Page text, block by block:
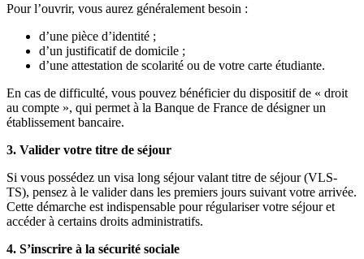
Pour l’ouvrir, vous aurez généralement besoin :
d’une pièce d’identité ;
d’un justificatif de domicile ;
d’une attestation de scolarité ou de votre carte étudiante.
En cas de difficulté, vous pouvez bénéficier du dispositif de « droit
au compte », qui permet à la Banque de France de désigner un
établissement bancaire.
3. Valider votre titre de séjour
Si vous possédez un visa long séjour valant titre de séjour (VLS-
TS), pensez à le valider dans les premiers jours suivant votre arrivée.
Cette démarche est indispensable pour régulariser votre séjour et
accéder à certains droits administratifs.
4. S’inscrire à la sécurité sociale